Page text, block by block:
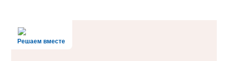
Решаем вместе